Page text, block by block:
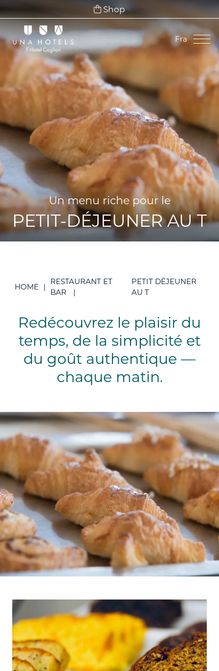
Un menu riche pour le
PETIT-DÉJEUNER AU T
Fra
Ita
Eng
Deu
Esp
Shop
HOME
RESTAURANT ET
BAR
PETIT DÉJEUNER
AU T
Redécouvrez le plaisir du
temps, de la simplicité et
du goût authentique —
chaque matin.